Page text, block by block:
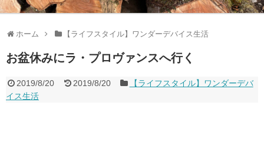
ホーム 【ライフスタイル】ワンダーデバイス生活
お盆休みにラ・プロヴァンスへ行く
2019/8/20 2019/8/20
【ライフスタイル】ワンダーデバ
イス生活